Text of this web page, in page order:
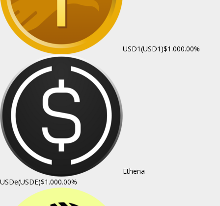
USD1(USD1)$1.000.00%
Ethena
USDe(USDE)$1.000.00%